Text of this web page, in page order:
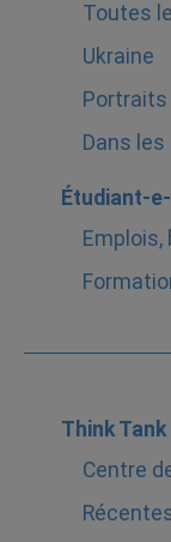
Toutes
Ukraine
Portraits
Dans
Étudiant-
Think Tank
Centre